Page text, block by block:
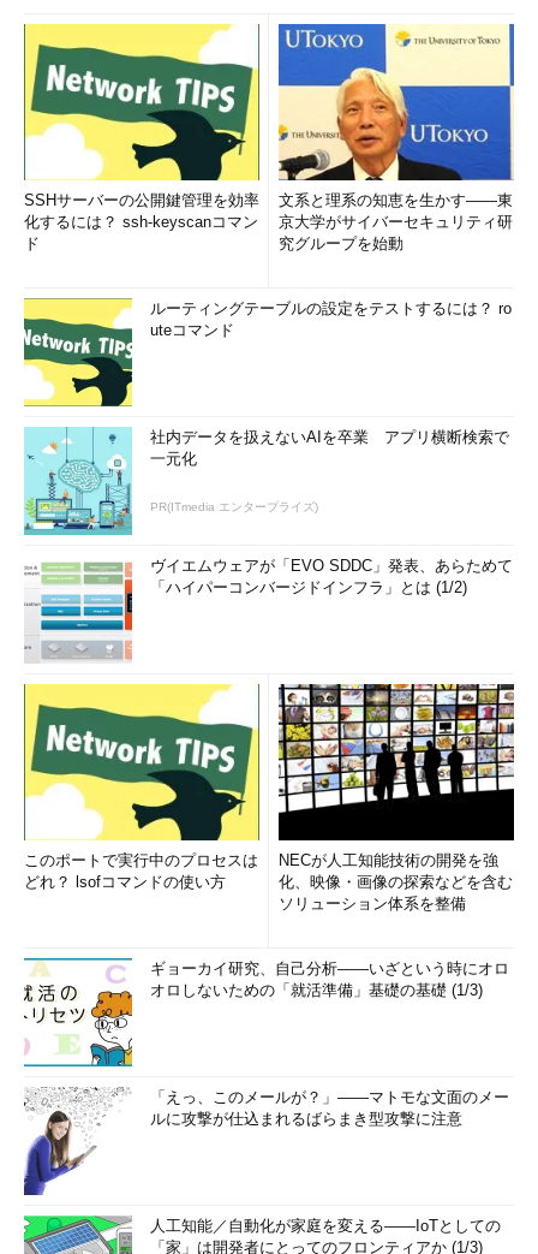
SSHサーバーの公開鍵管理を効率
化するには？ ssh-keyscanコマン
ド
文系と理系の知恵を生かす――東
京大学がサイバーセキュリティ研
究グループを始動
ルーティングテーブルの設定をテストするには？ ro
uteコマンド
社内データを扱えないAIを卒業 アプリ横断検索で
一元化
PR(ITmedia エンタープライズ)
ヴイエムウェアが「EVO SDDC」発表、あらためて
「ハイパーコンバージドインフラ」とは (1/2)
このポートで実行中のプロセスは
どれ？ lsofコマンドの使い方
NECが人工知能技術の開発を強
化、映像・画像の探索などを含む
ソリューション体系を整備
ギョーカイ研究、自己分析――いざという時にオロ
オロしないための「就活準備」基礎の基礎 (1/3)
「えっ、このメールが？」――マトモな文面のメー
ルに攻撃が仕込まれるばらまき型攻撃に注意
人工知能／自動化が家庭を変える――IoTとしての
「家」は開発者にとってのフロンティアか (1/3)